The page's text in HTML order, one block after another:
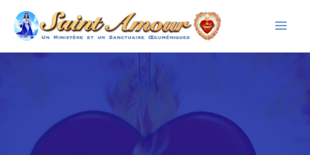
Aller
contenu